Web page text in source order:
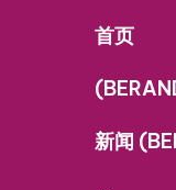
首页
新闻